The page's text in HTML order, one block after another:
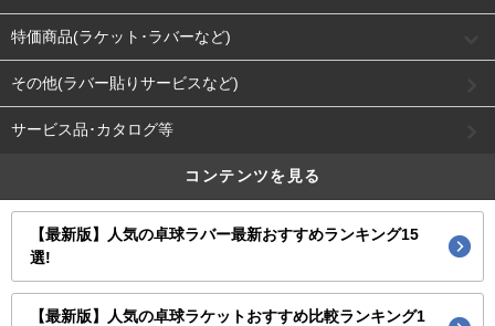
特価商品(ラケット･ラバーなど)
その他(ラバー貼りサービスなど)
サービス品･カタログ等
コンテンツを見る
【最新版】人気の卓球ラバー最新おすすめランキング15
選!
【最新版】人気の卓球ラケットおすすめ比較ランキング1